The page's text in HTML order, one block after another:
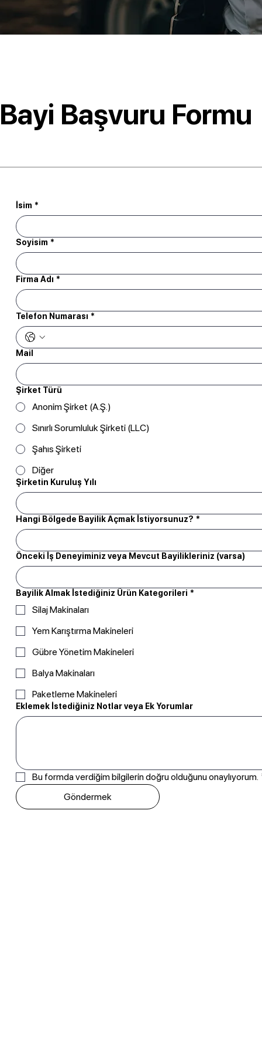
Bayi Başvuru Formu
İsim *
Soyisim *
Firma Adı *
Telefon Numarası *
Mail
Şirket Türü
Anonim Şirket (A.Ş.)
Sınırlı Sorumluluk Şirketi (LLC)
Şahıs Şirketi
Diğer
Şirketin Kuruluş Yılı
Hangi Bölgede Bayilik Açmak İstiyorsunuz? *
Önceki İş Deneyiminiz veya Mevcut Bayilikleriniz (varsa)
Bayilik Almak İstediğiniz Ürün Kategorileri *
Silaj Makinaları
Yem Karıştırma Makineleri
Gübre Yönetim Makineleri
Balya Makinaları
Paketleme Makineleri
Eklemek İstediğiniz Notlar veya Ek Yorumlar
Bu formda verdiğim bilgilerin doğru olduğunu onaylıyorum.
Göndermek